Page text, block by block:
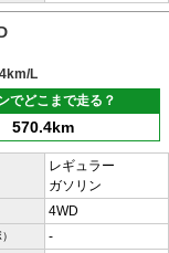
L
でどこまで走る？
570.4km
レギュラー
ガソリン
4WD
-